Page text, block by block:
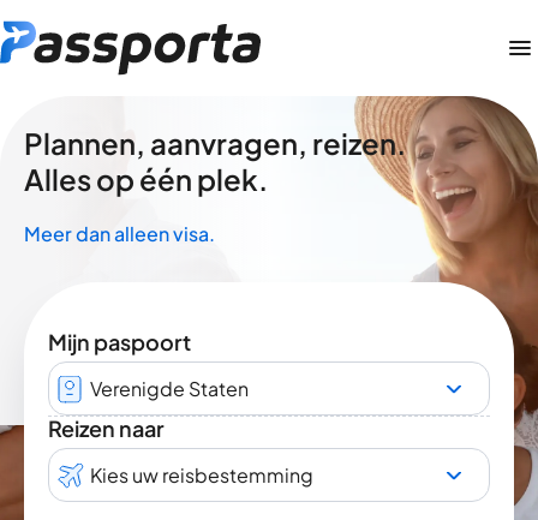
Plannen, aanvragen, reizen.
Alles op één plek.
Meer dan alleen visa.
Mijn paspoort
Verenigde Staten
Reizen naar
Kies uw reisbestemming